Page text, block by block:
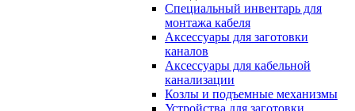
Специальный инвентарь для
монтажа кабеля
Аксессуары для заготовки
каналов
Аксессуары для кабельной
канализации
Козлы и подъемные механизмы
Устройства для заготовки